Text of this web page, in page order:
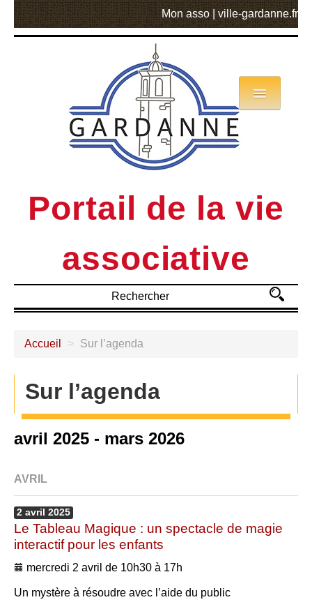
Mon asso ville-gardanne.fr
Portail de la vie
associative
Annuaire
Actualités
MVA
Accueil > Sur l’agenda
Sur l’agenda
avril 2025 - mars 2026
AVRIL
2 avril 2025
Le Tableau Magique : un spectacle de magie
interactif pour les enfants
mercredi 2 avril de 10h30 à 17h
Un mystère à résoudre avec l’aide du public